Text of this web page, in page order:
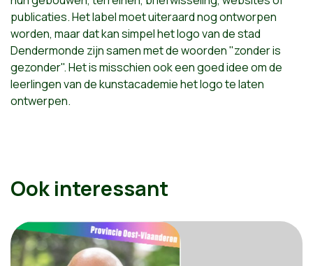
publicaties. Het label moet uiteraard nog ontworpen
worden, maar dat kan simpel het logo van de stad
Dendermonde zijn samen met de woorden "zonder is
gezonder". Het is misschien ook een goed idee om de
leerlingen van de kunstacademie het logo te laten
ontwerpen.
Ook interessant